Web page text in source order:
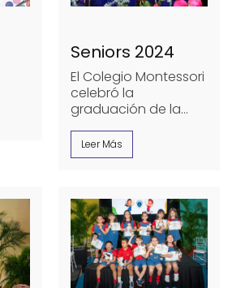
Seniors 2024
El Colegio Montessori
celebró la
graduación de la
pasado 5 de
diciembre, el Colegio
Leer Más